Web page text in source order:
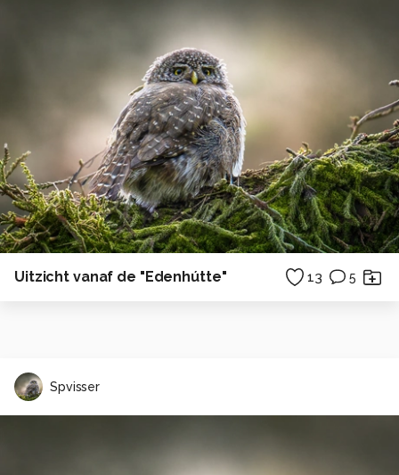
Uitzicht vanaf de "Edenhútte" 13 5
Spvisser